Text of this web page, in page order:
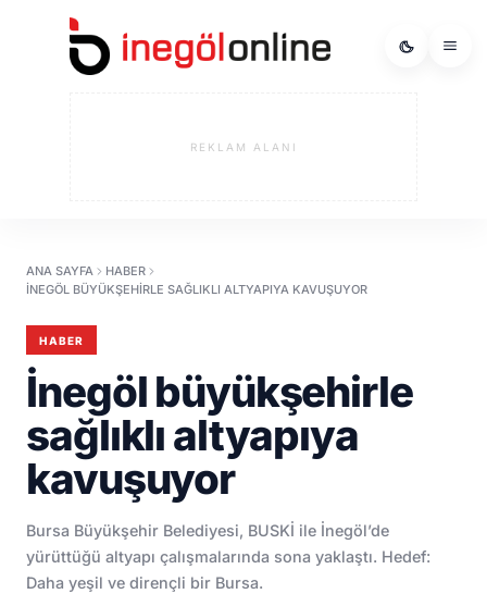
REKLAM ALANI
ANA SAYFA
HABER
İNEGÖL BÜYÜKŞEHIRLE SAĞLIKLI ALTYAPIYA KAVUŞUYOR
HABER
İnegöl büyükşehirle
sağlıklı altyapıya
kavuşuyor
Bursa Büyükşehir Belediyesi, BUSKİ ile İnegöl’de
yürüttüğü altyapı çalışmalarında sona yaklaştı. Hedef:
Daha yeşil ve dirençli bir Bursa.